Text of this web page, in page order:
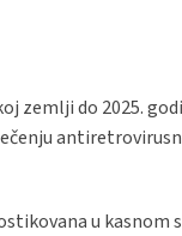
zemlji do 2025.
u kasnom